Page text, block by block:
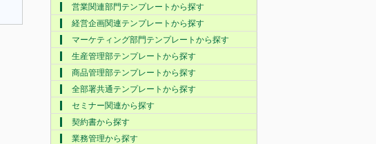
営業関連部門テンプレートから探す
経営企画関連テンプレートから探す
マーケティング部門テンプレートから探す
生産管理部テンプレートから探す
商品管理部テンプレートから探す
全部署共通テンプレートから探す
セミナー関連から探す
契約書から探す
業務管理から探す